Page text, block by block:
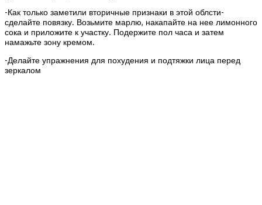
-Как только заметили вторичные признаки в этой облсти-
сделайте повязку. Возьмите марлю, накапайте на нее лимонного
сока и приложите к участку. Подержите пол часа и затем
намажьте зону кремом.
-Делайте упражнения для похудения и подтяжки лица перед
зеркалом